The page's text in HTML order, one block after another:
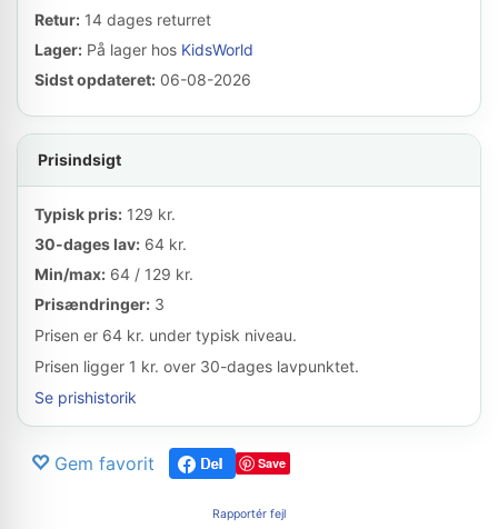
Retur: 14 dages returret
Lager: På lager hos KidsWorld
Sidst opdateret: 06-08-2026
Prisindsigt
Typisk pris: 129 kr.
30-dages lav: 64 kr.
Min/max: 64 / 129 kr.
Prisændringer: 3
Prisen er 64 kr. under typisk niveau.
Prisen ligger 1 kr. over 30-dages lavpunktet.
Se prishistorik
Gem favorit Save
Rapportér fejl